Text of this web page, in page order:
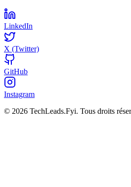
LinkedIn
X (Twitter)
GitHub
Instagram
© 2026 TechLeads.Fyi. Tous droits